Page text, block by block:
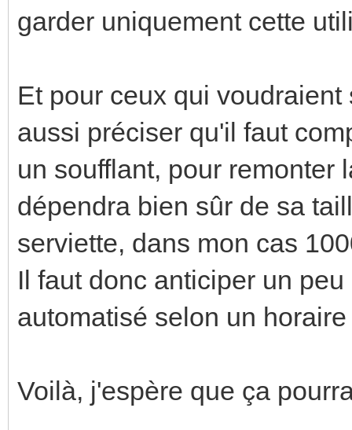
garder uniquement cette
Et pour ceux qui
aussi préciser qu'il faut
un soufflant, pour remonter
dépendra bien sûr de sa
serviette, dans mon cas
Il faut donc anticiper un
automatisé selon un
Voilà, j'espère que ça